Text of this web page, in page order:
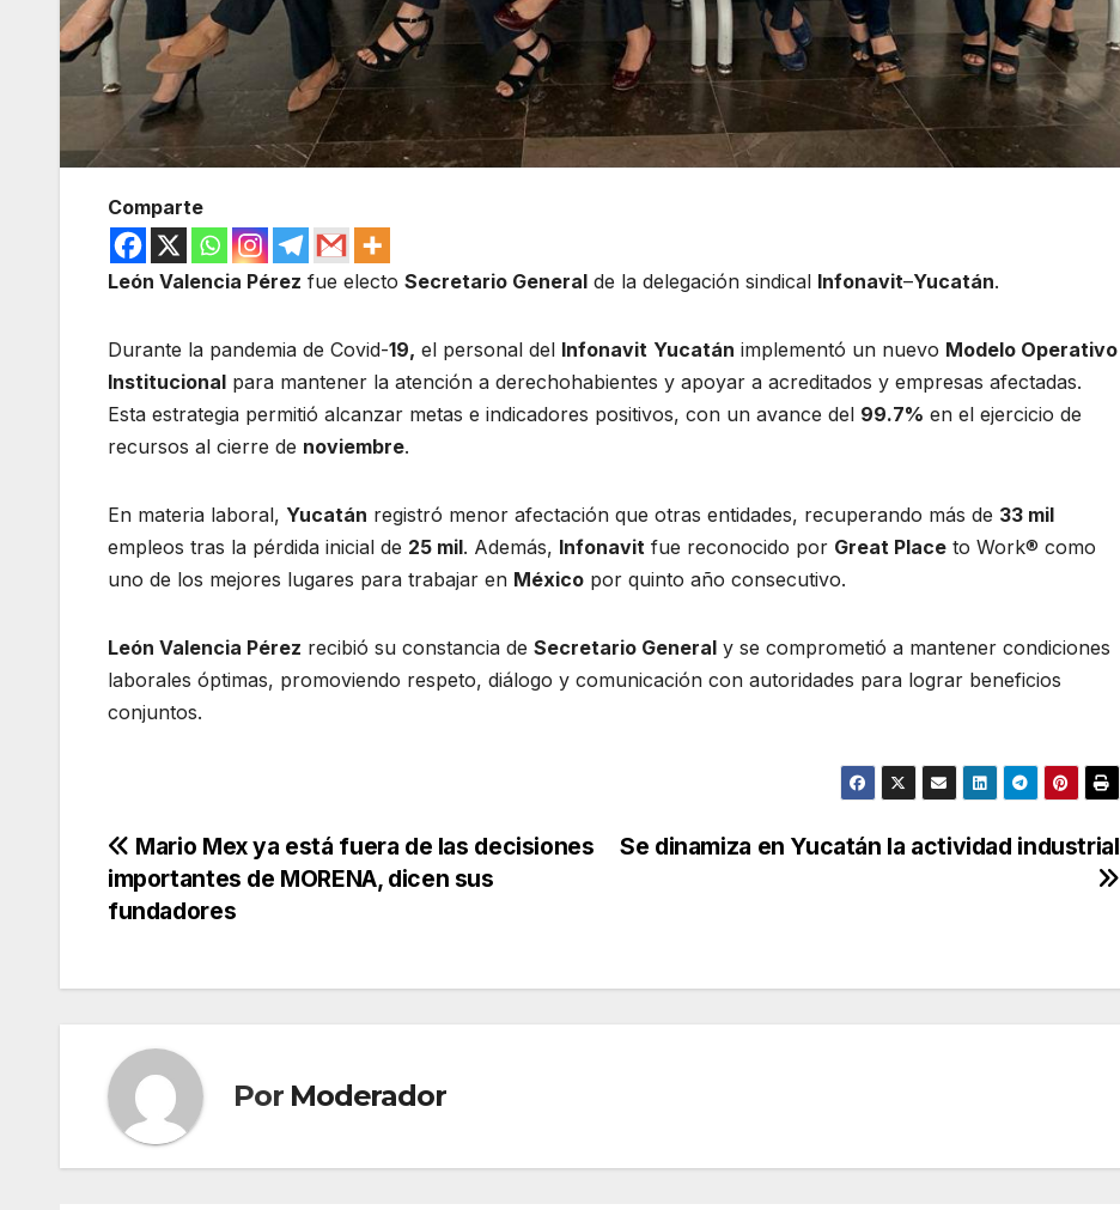
Comparte
León Valencia Pérez fue electo Secretario General de la delegación sindical Infonavit–Yucatán.
Durante la pandemia de Covid-19, el personal del Infonavit Yucatán implementó un nuevo Modelo Operativo
Institucional para mantener la atención a derechohabientes y apoyar a acreditados y empresas afectadas.
Esta estrategia permitió alcanzar metas e indicadores positivos, con un avance del 99.7% en el ejercicio de
recursos al cierre de noviembre.
En materia laboral, Yucatán registró menor afectación que otras entidades, recuperando más de 33 mil
empleos tras la pérdida inicial de 25 mil. Además, Infonavit fue reconocido por Great Place to Work®️ como
uno de los mejores lugares para trabajar en México por quinto año consecutivo.
León Valencia Pérez recibió su constancia de Secretario General y se comprometió a mantener condiciones
laborales óptimas, promoviendo respeto, diálogo y comunicación con autoridades para lograr beneficios
conjuntos.
Navegación
de
Se dinamiza en Yucatán la actividad industrial
Mario Mex ya está fuera de las decisiones
importantes de MORENA, dicen sus
fundadores
Por Moderador